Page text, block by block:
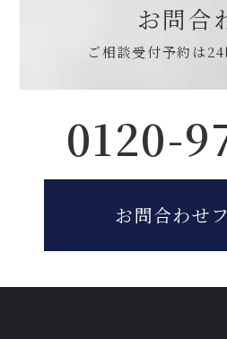
お問合
ご相談受付予約は
0120-
お問合わせ